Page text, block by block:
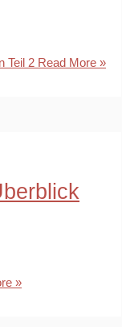
Teil 2 Read More »
»